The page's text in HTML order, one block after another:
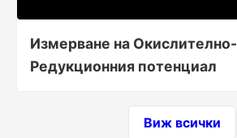
Измерване на Окислително-
Редукционния потенциал
Виж всички